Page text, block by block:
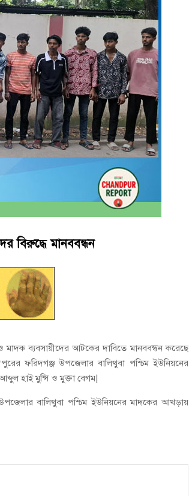
বিতরণ
বিরুদ্ধে মানববন্ধন
মাদক ব্যবসায়ীদের আটকের দাবিতে মানববন্ধন করেছে
ফরিদগঞ্জ উপজেলার বালিথুবা পশ্চিম ইউনিয়নের
হাই মুন্সি ও মুক্তা বেগম|
বালিথুবা পশ্চিম ইউনিয়নের মাদকের আখড়ায়